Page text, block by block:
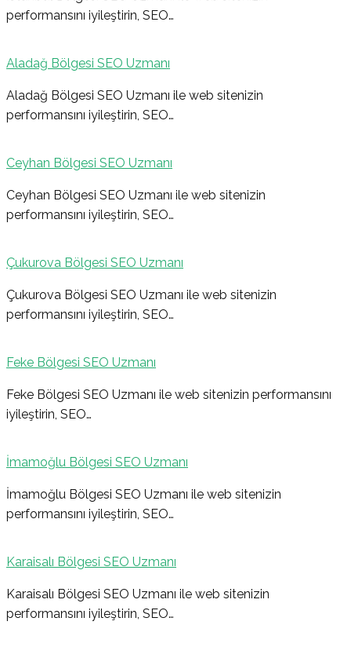
performansını iyileştirin, SEO…
Aladağ Bölgesi SEO Uzmanı
Aladağ Bölgesi SEO Uzmanı ile web sitenizin
performansını iyileştirin, SEO…
Ceyhan Bölgesi SEO Uzmanı
Ceyhan Bölgesi SEO Uzmanı ile web sitenizin
performansını iyileştirin, SEO…
Çukurova Bölgesi SEO Uzmanı
Çukurova Bölgesi SEO Uzmanı ile web sitenizin
performansını iyileştirin, SEO…
Feke Bölgesi SEO Uzmanı
Feke Bölgesi SEO Uzmanı ile web sitenizin performansını
iyileştirin, SEO…
İmamoğlu Bölgesi SEO Uzmanı
İmamoğlu Bölgesi SEO Uzmanı ile web sitenizin
performansını iyileştirin, SEO…
Karaisalı Bölgesi SEO Uzmanı
Karaisalı Bölgesi SEO Uzmanı ile web sitenizin
performansını iyileştirin, SEO…
gezinmesi